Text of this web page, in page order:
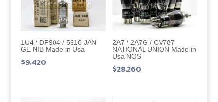
1U4 / DF904 / 5910 JAN
GE NIB Made in Usa
$9.420
2A7 / 2A7G / CV787
NATIONAL UNION Made in
Usa NOS
$28.260